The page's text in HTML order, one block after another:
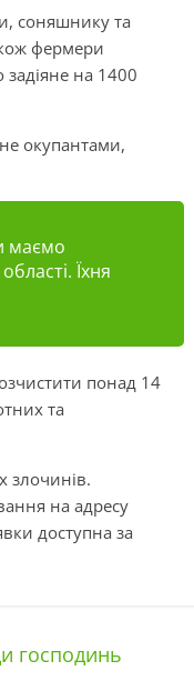
соняшнику та
фермери
на 1400
окупантами,
маємо
Їхня
понад 14
та
злочинів.
на адресу
доступна за
господинь